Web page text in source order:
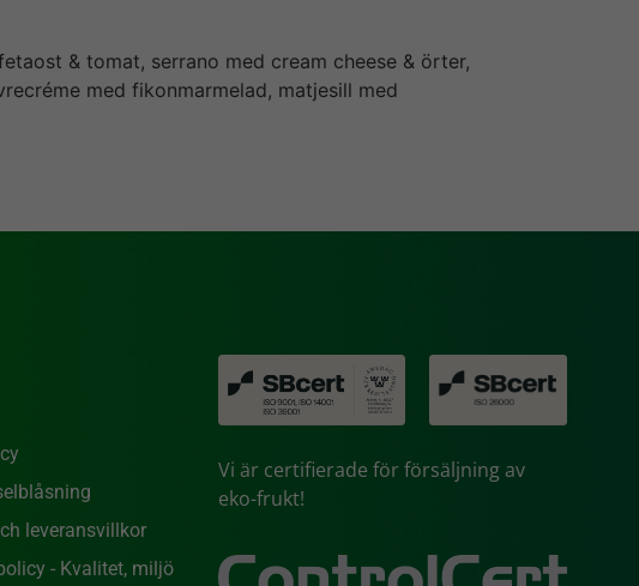
& tomat, serrano med cream cheese & örter,
med fikonmarmelad, matjesill med
leveransvillkor
- Kvalitet, miljö
Vi är certifierade för försäljning av
eko-frukt!